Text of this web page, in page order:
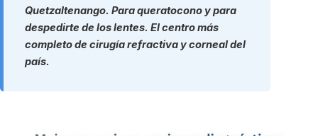
Quetzaltenango. Para queratocono y para
despedirte de los lentes. El centro más
completo de cirugía refractiva y corneal del
país.